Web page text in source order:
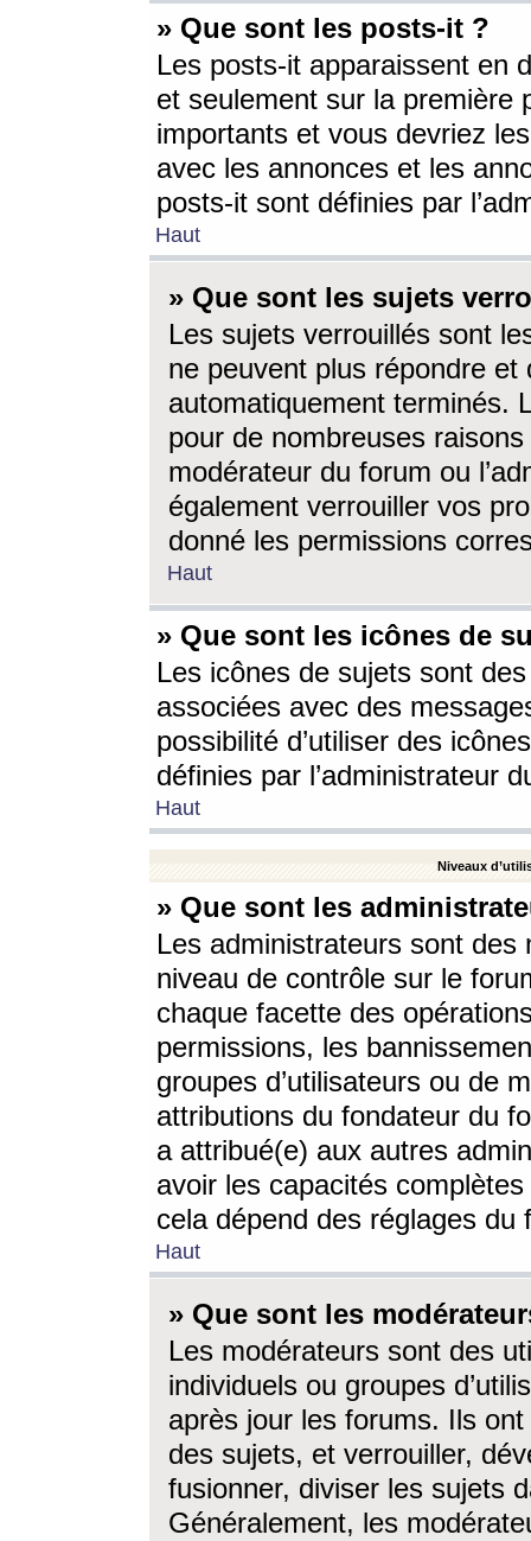
» Que sont les posts-it ?
Les posts-it apparaissent en
et seulement sur la première
importants et vous devriez
avec les annonces et les
posts-it sont définies par
Haut
» Que sont les sujets
Les sujets verrouillés sont
ne peuvent plus répondre
automatiquement terminés.
pour de nombreuses
modérateur du forum ou
également verrouiller vos
donné les permissions
Haut
» Que sont les icônes de
Les icônes de sujets sont
associées avec des
possibilité d’utiliser des
définies par l’administrateur
Haut
Niveaux
» Que sont les
Les administrateurs sont
niveau de contrôle sur le
chaque facette des
permissions, les
groupes d’utilisateurs ou de
attributions du fondateur du
a attribué(e) aux autres
avoir les capacités
cela dépend des réglages du
Haut
» Que sont les
Les modérateurs sont des
individuels ou groupes
après jour les forums. Ils ont
des sujets, et verrouiller,
fusionner, diviser les sujets
Généralement, les